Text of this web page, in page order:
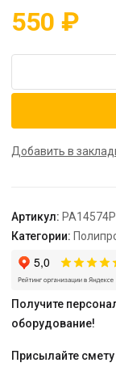
550 ₽
Тройник
-
"PRO
AQUA"
Добавить в
Артикул: PA14574P
Категории:
Получите
оборудование!
Присылайте